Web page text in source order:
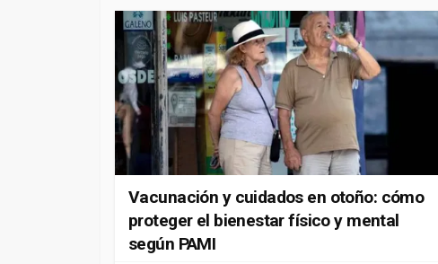
Vacunación y cuidados en otoño: cómo
proteger el bienestar físico y mental
según PAMI